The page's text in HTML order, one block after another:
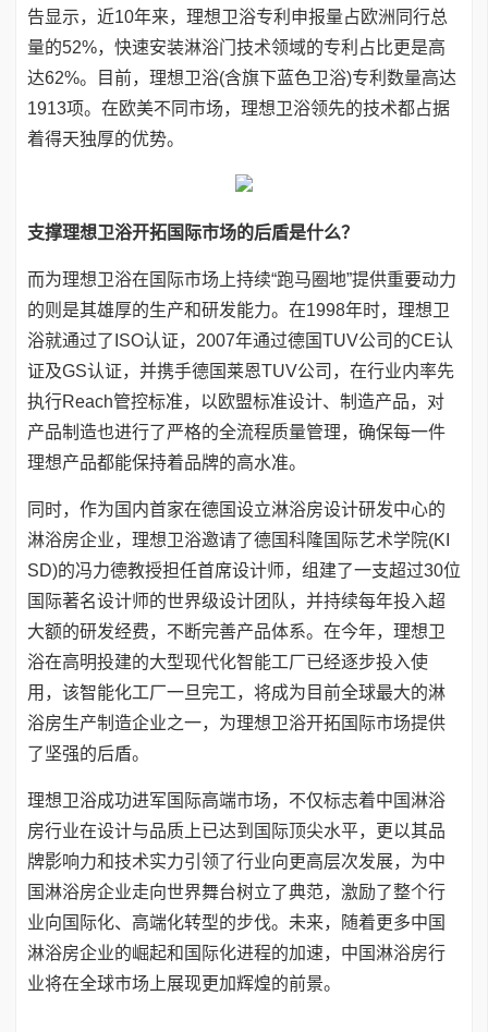
告显示，近10年来，理想卫浴专利申报量占欧洲同行总
量的52%，快速安装淋浴门技术领域的专利占比更是高
达62%。目前，理想卫浴(含旗下蓝色卫浴)专利数量高达
1913项。在欧美不同市场，理想卫浴领先的技术都占据
着得天独厚的优势。
支撑理想卫浴开拓国际市场的后盾是什么？
而为理想卫浴在国际市场上持续“跑马圈地”提供重要动力
的则是其雄厚的生产和研发能力。在1998年时，理想卫
浴就通过了ISO认证，2007年通过德国TUV公司的CE认
证及GS认证，并携手德国莱恩TUV公司，在行业内率先
执行Reach管控标准，以欧盟标准设计、制造产品，对
产品制造也进行了严格的全流程质量管理，确保每一件
理想产品都能保持着品牌的高水准。
同时，作为国内首家在德国设立淋浴房设计研发中心的
淋浴房企业，理想卫浴邀请了德国科隆国际艺术学院(KI
SD)的冯力德教授担任首席设计师，组建了一支超过30位
国际著名设计师的世界级设计团队，并持续每年投入超
大额的研发经费，不断完善产品体系。在今年，理想卫
浴在高明投建的大型现代化智能工厂已经逐步投入使
用，该智能化工厂一旦完工，将成为目前全球最大的淋
浴房生产制造企业之一，为理想卫浴开拓国际市场提供
了坚强的后盾。
理想卫浴成功进军国际高端市场，不仅标志着中国淋浴
房行业在设计与品质上已达到国际顶尖水平，更以其品
牌影响力和技术实力引领了行业向更高层次发展，为中
国淋浴房企业走向世界舞台树立了典范，激励了整个行
业向国际化、高端化转型的步伐。未来，随着更多中国
淋浴房企业的崛起和国际化进程的加速，中国淋浴房行
业将在全球市场上展现更加辉煌的前景。